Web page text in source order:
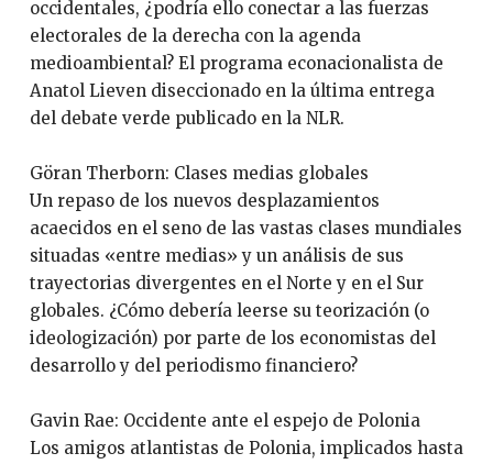
occidentales, ¿podría ello conectar a las fuerzas
electorales de la derecha con la agenda
medioambiental? El programa econacionalista de
Anatol Lieven diseccionado en la última entrega
del debate verde publicado en la NLR.
Göran Therborn: Clases medias globales
Un repaso de los nuevos desplazamientos
acaecidos en el seno de las vastas clases mundiales
situadas «entre medias» y un análisis de sus
trayectorias divergentes en el Norte y en el Sur
globales. ¿Cómo debería leerse su teorización (o
ideologización) por parte de los economistas del
desarrollo y del periodismo financiero?
Gavin Rae: Occidente ante el espejo de Polonia
Los amigos atlantistas de Polonia, implicados hasta